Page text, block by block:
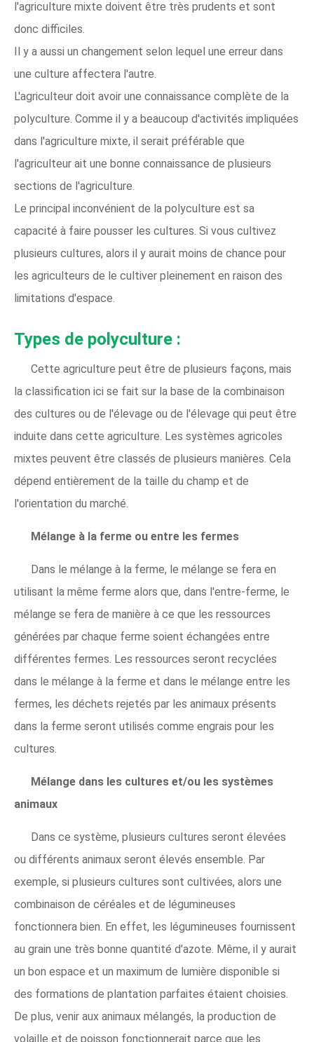
l'agriculture mixte doivent être très prudents et sont
donc difficiles.
Il y a aussi un changement selon lequel une erreur dans
une culture affectera l'autre.
L'agriculteur doit avoir une connaissance complète de la
polyculture. Comme il y a beaucoup d'activités impliquées
dans l'agriculture mixte, il serait préférable que
l'agriculteur ait une bonne connaissance de plusieurs
sections de l'agriculture.
Le principal inconvénient de la polyculture est sa
capacité à faire pousser les cultures. Si vous cultivez
plusieurs cultures, alors il y aurait moins de chance pour
les agriculteurs de le cultiver pleinement en raison des
limitations d'espace.
Types de polyculture :
Cette agriculture peut être de plusieurs façons, mais
la classification ici se fait sur la base de la combinaison
des cultures ou de l'élevage ou de l'élevage qui peut être
induite dans cette agriculture. Les systèmes agricoles
mixtes peuvent être classés de plusieurs manières. Cela
dépend entièrement de la taille du champ et de
l'orientation du marché.
Mélange à la ferme ou entre les fermes
Dans le mélange à la ferme, le mélange se fera en
utilisant la même ferme alors que, dans l'entre-ferme, le
mélange se fera de manière à ce que les ressources
générées par chaque ferme soient échangées entre
différentes fermes. Les ressources seront recyclées
dans le mélange à la ferme et dans le mélange entre les
fermes, les déchets rejetés par les animaux présents
dans la ferme seront utilisés comme engrais pour les
cultures.
Mélange dans les cultures et/ou les systèmes
animaux
Dans ce système, plusieurs cultures seront élevées
ou différents animaux seront élevés ensemble. Par
exemple, si plusieurs cultures sont cultivées, alors une
combinaison de céréales et de légumineuses
fonctionnera bien. En effet, les légumineuses fournissent
au grain une très bonne quantité d'azote. Même, il y aurait
un bon espace et un maximum de lumière disponible si
des formations de plantation parfaites étaient choisies.
De plus, venir aux animaux mélangés, la production de
volaille et de poisson fonctionnerait parce que les